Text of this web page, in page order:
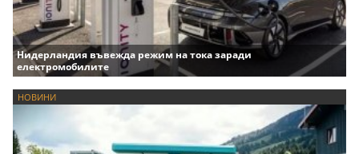
Нидерландия въвежда режим на тока заради
електромобилите
НОВИНИ